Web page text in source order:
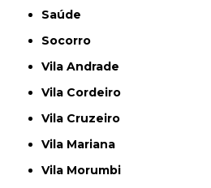
Saúde
Socorro
Vila Andrade
Vila Cordeiro
Vila Cruzeiro
Vila Mariana
Vila Morumbi